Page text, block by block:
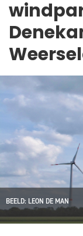
BEELD: LEON DE MAN